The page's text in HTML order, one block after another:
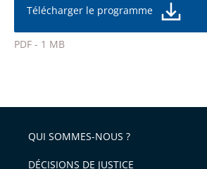
de
l'article
pour
de
police
Télécharger le programme
PDF - 1 MB
l'article
pour
QUI SOMMES-NOUS ?
DÉCISIONS DE JUSTICE